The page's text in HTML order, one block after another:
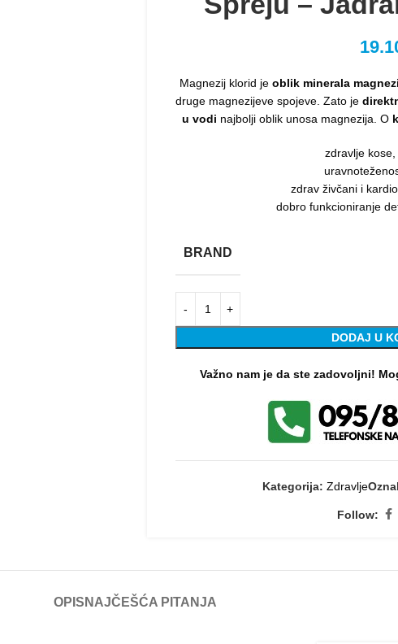
Magnezij klorid jeoblik minerala
druge magnezijeve spojeve. Zato je
u vodi najbolji oblik unosa magnezija. O
zdravlje
zdrav živčani i
dobro funkcioniranje
BRAND
DODAJ U
Važno nam je da ste zadovoljni!
Kategorija: Zdravlje
Follow:
OPIS NAJČEŠĆA PITANJA